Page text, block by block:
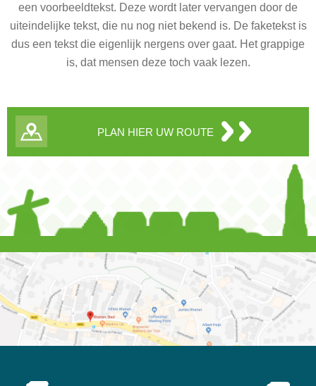
een voorbeeldtekst. Deze wordt later vervangen door de
uiteindelijke tekst, die nu nog niet bekend is. De faketekst is
dus een tekst die eigenlijk nergens over gaat. Het grappige
is, dat mensen deze toch vaak lezen.
PLAN HIER UW ROUTE